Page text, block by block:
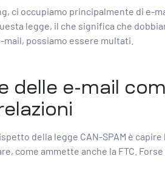
ci occupiamo principalmente di e-
legge, il che significa che
possiamo essere multati.
delle e-mail
della legge CAN-SPAM è
come ammette anche la FTC.